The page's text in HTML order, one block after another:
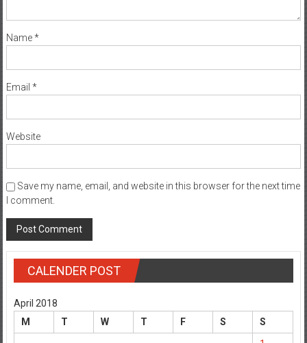
Name*
Email *
Website
Save my name, email, and website in this browser for the next time
I comment.
CALENDER POST
April 2018
M
T W T F S
S